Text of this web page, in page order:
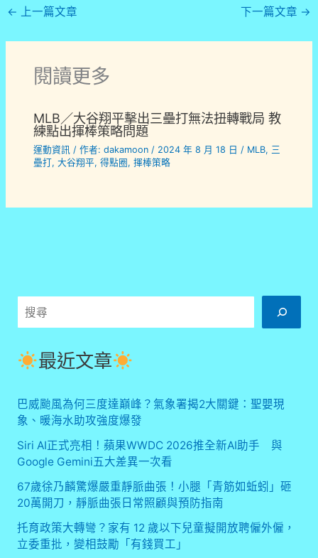
← 上一篇文章 下一篇文章 →
閱讀更多
MLB／大谷翔平擊出三壘打無法扭轉戰局 教
練點出揮棒策略問題
運動資訊 / 作者:dakamoon / 2024 年 8 月 18 日 / MLB, 三
壘打,大谷翔平,得點圈 ,揮棒策略
搜
尋
最近文章
巴威颱風為何三度達巔峰？氣象署揭2大關鍵：聖嬰現
象、暖海水助攻強度爆發
Siri AI正式亮相！蘋果WWDC 2026推全新AI助手 與
Google Gemini五大差異一次看
67歲徐乃麟驚爆嚴重靜脈曲張！小腿「青筋如蚯蚓」砸
20萬開刀，靜脈曲張日常照顧與預防指南
托育政策大轉彎？家有 12 歲以下兒童擬開放聘僱外僱，
立委重批，變相鼓勵「有錢買工」